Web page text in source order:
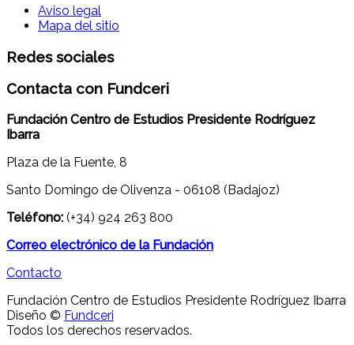
Aviso legal
Mapa del sitio
Redes sociales
Contacta con Fundceri
Fundación Centro de Estudios Presidente Rodríguez
Ibarra
Plaza de la Fuente, 8
Santo Domingo de Olivenza - 06108 (Badajoz)
Teléfono: (+34) 924 263 800
Correo electrónico de la Fundación
Contacto
Fundación Centro de Estudios Presidente Rodríguez Ibarra
Diseño © Fundceri
Todos los derechos reservados.